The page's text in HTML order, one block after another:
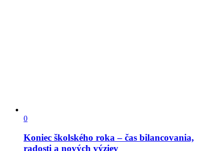
0
Koniec školského roka – čas bilancovania,
radosti a nových výziev